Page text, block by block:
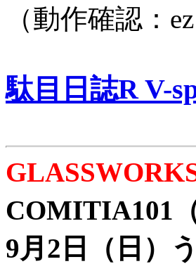
（動作確認：
駄目日誌R V-
COMITIA101
9月2日（日）